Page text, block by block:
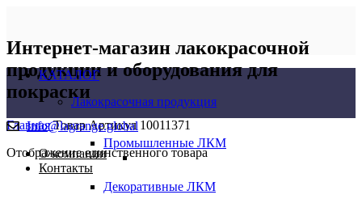
Интернет-магазин лакокрасочной
продукции и оборудования для
покраски
Info@lagrange.global
О компании
Контакты
КАТАЛОГ
Лакокрасочная продукция
Промышленные ЛКМ
Декоративные ЛКМ
ГлавнаяТовар Артикул 10011371
Отображение единственного товара